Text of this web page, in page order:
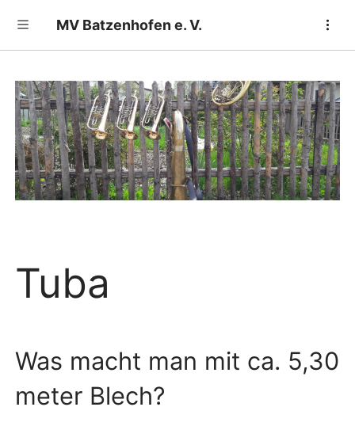
Toggle sidebar
MV Batzenhofen e. V.
Tuba
Was macht man mit ca. 5,30
meter Blech?